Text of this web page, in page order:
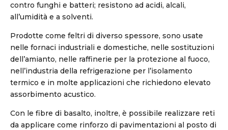
contro funghi e batteri; resistono ad acidi, alcali,
all’umidità e a solventi.
Prodotte come feltri di diverso spessore, sono usate
nelle fornaci industriali e domestiche, nelle sostituzioni
dell’amianto, nelle raffinerie per la protezione al fuoco,
nell’industria della refrigerazione per l’isolamento
termico e in molte applicazioni che richiedono elevato
assorbimento acustico.
Con le fibre di basalto, inoltre, è possibile realizzare reti
da applicare come rinforzo di pavimentazioni al posto di